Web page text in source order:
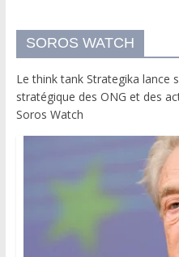
SOROS WATCH
Le think tank Strategika lance
stratégique des ONG et des
Soros Watch